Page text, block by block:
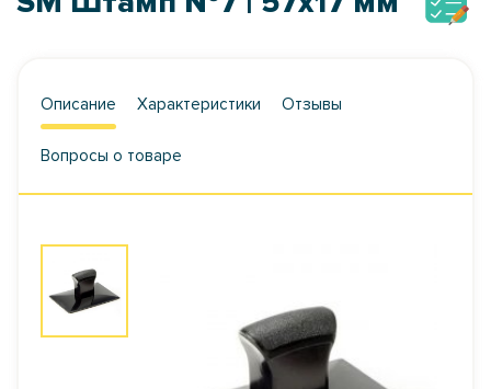
Описание Характеристики Отзывы
Вопросы о товаре